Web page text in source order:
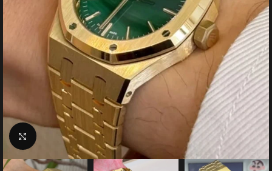
クリックで拡大